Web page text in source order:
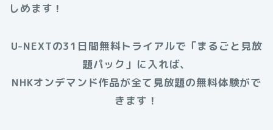
しめます！
U-NEXTの31日間無料トライアルで「まるごと見放
題パック」に入れば、
NHKオンデマンド作品が全て見放題の無料体験がで
きます！